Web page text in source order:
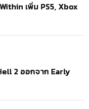
เพิ่ม PS5, Xbox
2 ออกจาก Early